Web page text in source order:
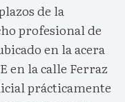
de la
profesional de
en la acera
en la calle Ferraz
prácticamente